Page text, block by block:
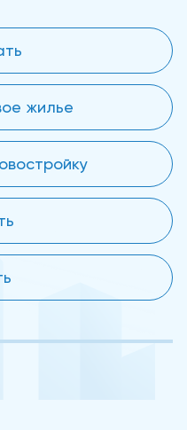
жилье